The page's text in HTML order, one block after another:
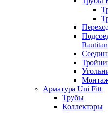
Rautitan
Арматура Uni-Fitt
Трубы
Коллекторы